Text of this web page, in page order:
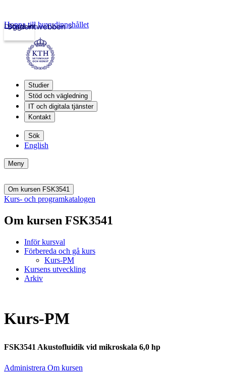
Studentwebben
Logga in
Hoppa till huvudinnehållet
Studier
Stöd och vägledning
IT och digitala tjänster
Kontakt
Sök
English
Meny
Om kursen FSK3541
Kurs- och programkatalogen
Om kursen FSK3541
Inför kursval
Förbereda och gå kurs
Kurs-PM
Kursens utveckling
Arkiv
Kurs-PM
FSK3541 Akustofluidik vid mikroskala 6,0 hp
Administrera Om kursen